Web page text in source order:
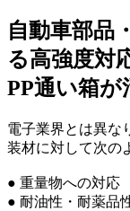
自動車部品
る高強度対
PP通い箱が
電子業界とは異な
装材に対して次の
● 重量物への対応
● 耐油性・耐薬品